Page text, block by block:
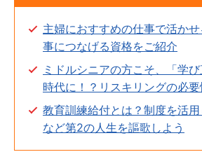
主婦におすすめの仕事で活か
事につなげる資格をご紹介
ミドルシニアの方こそ、「学
時代に！？リスキリングの必
教育訓練給付とは？制度を活
など第2の人生を謳歌しよう